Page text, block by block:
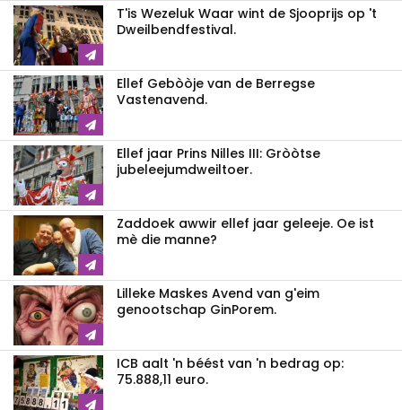
T'is Wezeluk Waar wint de Sjooprijs op 't
Dweilbendfestival.
Ellef Gebòòje van de Berregse
Vastenavend.
Ellef jaar Prins Nilles III: Gròòtse
jubeleejumdweiltoer.
Zaddoek awwir ellef jaar geleeje. Oe ist
mè die manne?
Lilleke Maskes Avend van g'eim
genootschap GinPorem.
ICB aalt 'n béést van 'n bedrag op:
75.888,11 euro.